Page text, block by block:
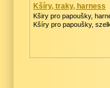
Kšíry, traky, harness
Kširy pro papoušky,
Kšíry pro papoušky,